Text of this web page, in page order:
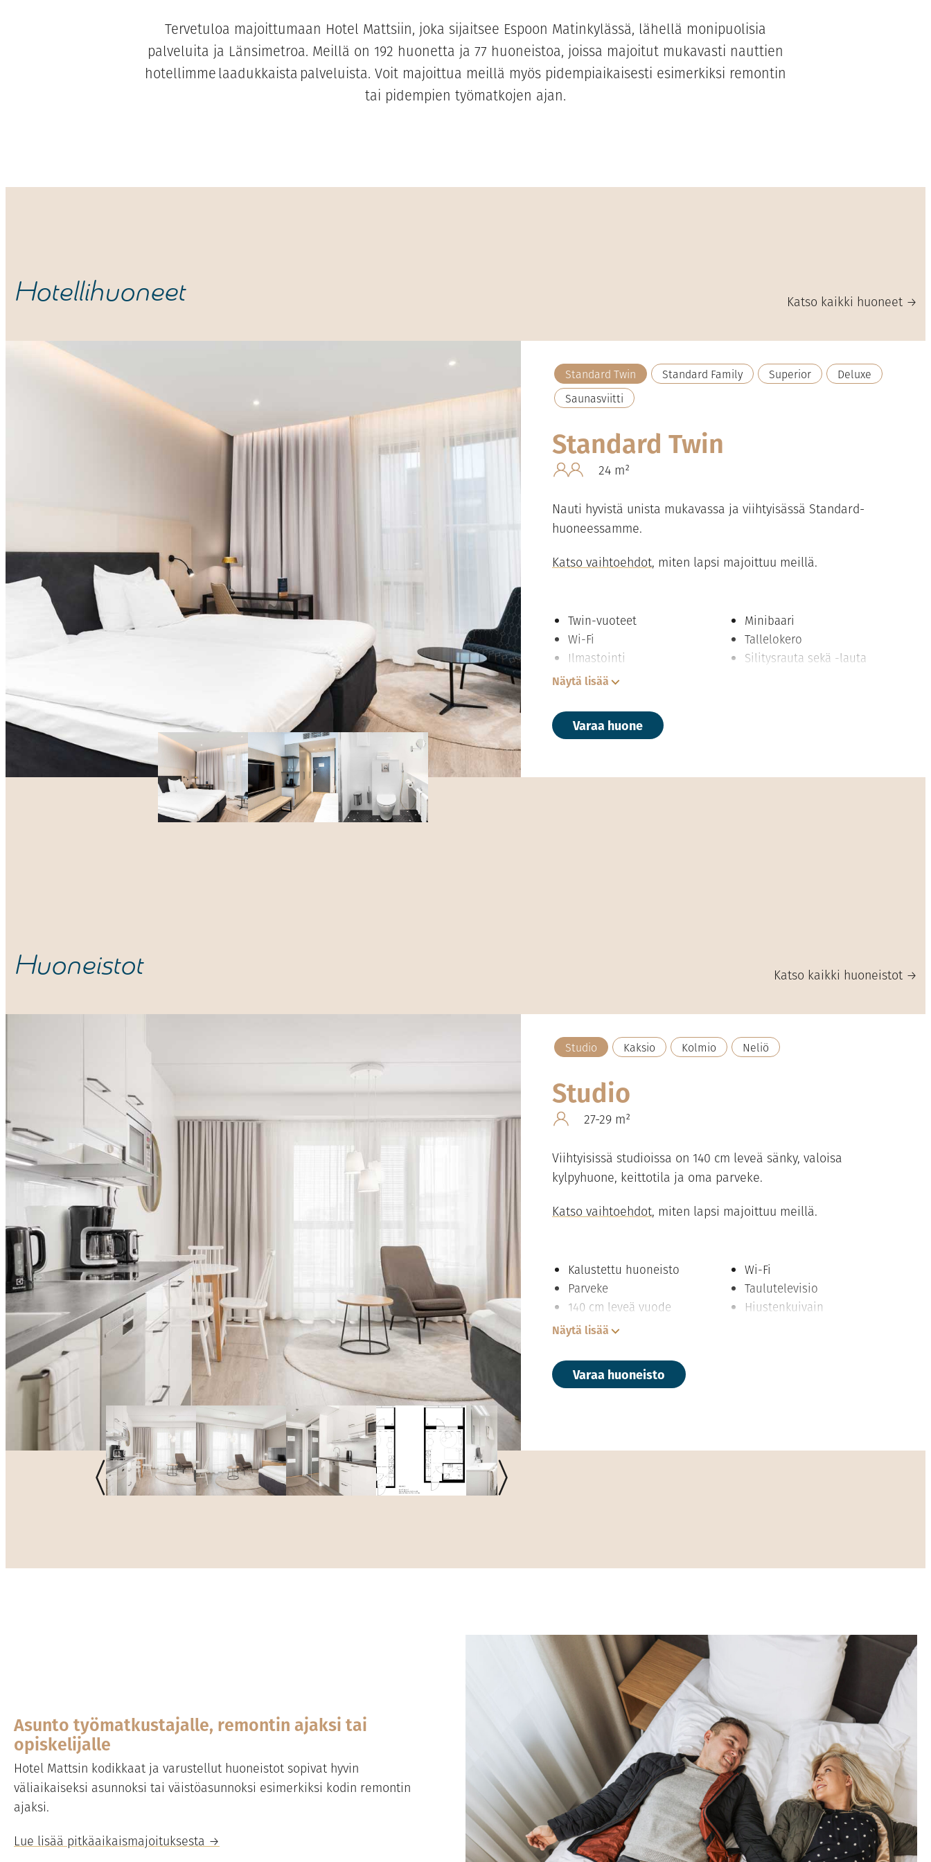
Tervetuloa majoittumaan Hotel Mattsiin, joka sijaitsee Espoon Matinkylässä, lähellä monipuolisia
palveluita ja Länsimetroa. Meillä on 192 huonetta ja 77 huoneistoa, joissa majoitut mukavasti nauttien
hotellimme laadukkaista palveluista. Voit majoittua meillä myös pidempiaikaisesti esimerkiksi remontin
tai pidempien työmatkojen ajan.
Hotellihuoneet Katso kaikki huoneet →
Standard Twin Standard Family Superior
Deluxe
Saunasviitti
Standard Twin
24 m²
Nauti hyvistä unista mukavassa ja viihtyisässä Standard-
huoneessamme.
Katso vaihtoehdot, miten lapsi majoittuu meillä.
Twin-vuoteet
Wi-Fi
Ilmastointi
Taulutelevisio
Kahvin ja teen
valmistusvälineet
Minibaari
Tallelokero
Silitysrauta sekä -lauta
Näytä lisää
Varaa huone
Huoneistot Katso kaikki huoneistot →
Studio Kaksio Kolmio Neliö
Studio
27-29 m²
Viihtyisissä studioissa on 140 cm leveä sänky, valoisa
kylpyhuone, keittotila ja oma parveke.
Katso vaihtoehdot, miten lapsi majoittuu meillä.
Kalustettu huoneisto
Parveke
140 cm leveä vuode
Keittotila: jääkaappi,
vedenkeitin,
mikroaaltouuni, astiat
Wi-Fi
Taulutelevisio
Hiustenkuivain
Näytä lisää
Varaa huoneisto
Asunto työmatkustajalle, remontin ajaksi tai
opiskelijalle
Hotel Mattsin kodikkaat ja varustellut huoneistot sopivat hyvin
väliaikaiseksi asunnoksi tai väistöasunnoksi esimerkiksi kodin remontin
ajaksi.
Lue lisää pitkäaikaismajoituksesta →